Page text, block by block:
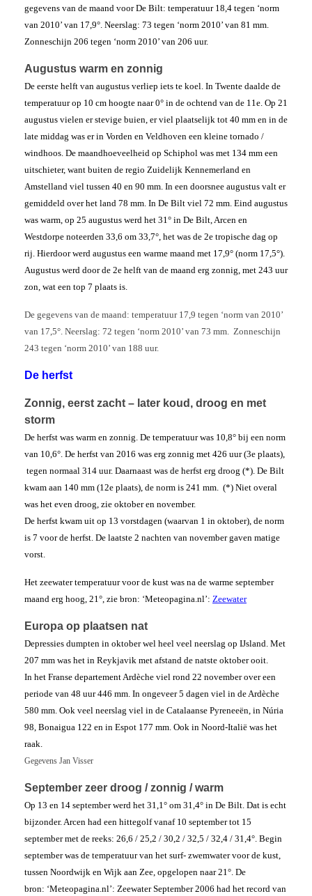
gegevens van de maand voor De Bilt: temperatuur 18,4 tegen ‘norm
van 2010’ van 17,9°. Neerslag: 73 tegen ‘norm 2010’ van 81 mm.
Zonneschijn 206 tegen ‘norm 2010’ van 206 uur.
Augustus warm en zonnig
De eerste helft van augustus verliep iets te koel. In Twente daalde de
temperatuur op 10 cm hoogte naar 0° in de ochtend van de 11e. Op 21
augustus vielen er stevige buien, er viel plaatselijk tot 40 mm en in de
late middag was er in Vorden en Veldhoven een kleine tornado /
windhoos. De maandhoeveelheid op Schiphol was met 134 mm een
uitschieter, want buiten de regio Zuidelijk Kennemerland en
Amstelland viel tussen 40 en 90 mm. In een doorsnee augustus valt er
gemiddeld over het land 78 mm. In De Bilt viel 72 mm. Eind augustus
was warm, op 25 augustus werd het 31° in De Bilt, Arcen en
Westdorpe noteerden 33,6 om 33,7°, het was de 2e tropische dag op
rij. Hierdoor werd augustus een warme maand met 17,9° (norm 17,5°).
Augustus werd door de 2e helft van de maand erg zonnig, met 243 uur
zon, wat een top 7 plaats is.
De gegevens van de maand: temperatuur 17,9 tegen ‘norm van 2010’
van 17,5°. Neerslag: 72 tegen ‘norm 2010’ van 73 mm. Zonneschijn
243 tegen ‘norm 2010’ van 188 uur.
De herfst
Zonnig, eerst zacht – later koud, droog en met
storm
De herfst was warm en zonnig. De temperatuur was 10,8° bij een norm
van 10,6°. De herfst van 2016 was erg zonnig met 426 uur (3e plaats),
tegen normaal 314 uur. Daarnaast was de herfst erg droog (*). De Bilt
kwam aan 140 mm (12e plaats), de norm is 241 mm. (*) Niet overal
was het even droog, zie oktober en november.
De herfst kwam uit op 13 vorstdagen (waarvan 1 in oktober), de norm
is 7 voor de herfst. De laatste 2 nachten van november gaven matige
vorst.
Het zeewater temperatuur voor de kust was na de warme september
maand erg hoog, 21°, zie bron: ‘Meteopagina.nl’: Zeewater
Europa op plaatsen nat
Depressies dumpten in oktober wel heel veel neerslag op IJsland. Met
207 mm was het in Reykjavik met afstand de natste oktober ooit.
In het Franse departement Ardèche viel rond 22 november over een
periode van 48 uur 446 mm. In ongeveer 5 dagen viel in de Ardèche
580 mm. Ook veel neerslag viel in de Catalaanse Pyreneeën, in Núria
98, Bonaigua 122 en in Espot 177 mm. Ook in Noord-Italië was het
raak.
Gegevens Jan Visser
September zeer droog / zonnig / warm
Op 13 en 14 september werd het 31,1° om 31,4° in De Bilt. Dat is echt
bijzonder. Arcen had een hittegolf vanaf 10 september tot 15
september met de reeks: 26,6 / 25,2 / 30,2 / 32,5 / 32,4 / 31,4°. Begin
september was de temperatuur van het surf- zwemwater voor de kust,
tussen Noordwijk en Wijk aan Zee, opgelopen naar 21°. De
bron: ‘Meteopagina.nl’: Zeewater September 2006 had het record van